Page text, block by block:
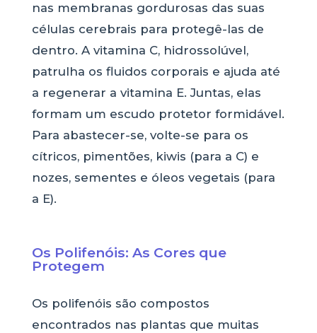
nas membranas gordurosas das suas
células cerebrais para protegê-las de
dentro. A vitamina C, hidrossolúvel,
patrulha os fluidos corporais e ajuda até
a regenerar a vitamina E. Juntas, elas
formam um escudo protetor formidável.
Para abastecer-se, volte-se para os
cítricos, pimentões, kiwis (para a C) e
nozes, sementes e óleos vegetais (para
a E).
Os Polifenóis: As Cores que
Protegem
Os polifenóis são compostos
encontrados nas plantas que muitas